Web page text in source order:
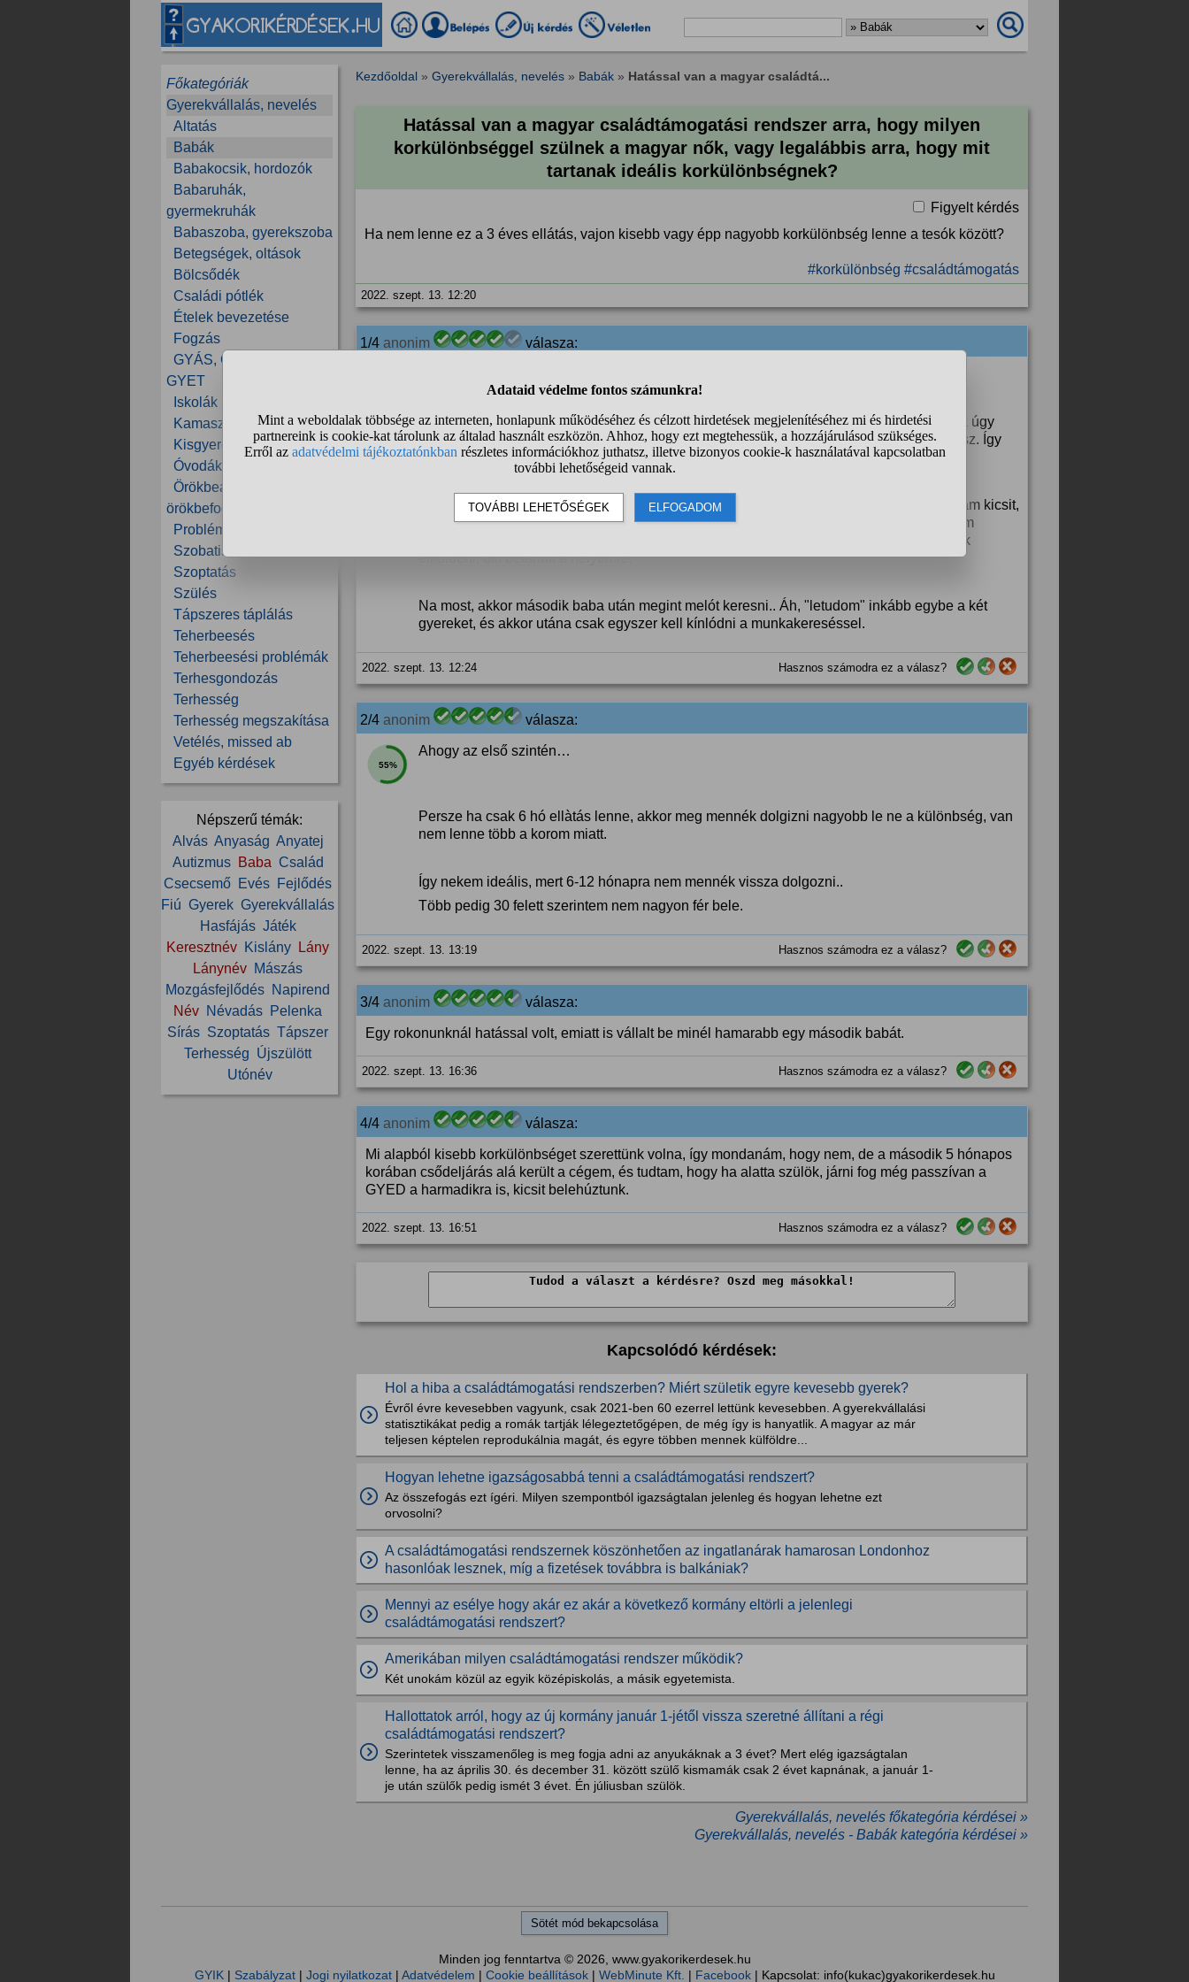
Főkategóriák
Gyerekvállalás, nevelés
Altatás
Babák
Babakocsik, hordozók
Babaruhák,
gyermekruhák
Babaszoba, gyerekszoba
Betegségek, oltások
Bölcsődék
Családi pótlék
Ételek bevezetése
Fogzás
GYÁS, GYES, GYED,
GYET
Iskolák
Kamaszok
Kisgyerekek
Óvodák
Örökbeadás,
örökbefogadás
Problémás gyerekek
Szobatisztaság
Szoptatás
Szülés
Tápszeres táplálás
Teherbeesés
Teherbeesési problémák
Terhesgondozás
Terhesség
Terhesség megszakítása
Vetélés, missed ab
Egyéb kérdések
Népszerű témák:
Alvás Anyaság Anyatej
Autizmus
Baba Család
Csecsemő Evés Fejlődés
Fiú Gyerek Gyerekvállalás
Hasfájás Játék
Keresztnév Kislány
Lány
Lánynév Mászás
Mozgásfejlődés Napirend
Név Névadás Pelenka
Sírás Szoptatás Tápszer
Terhesség Újszülött
Utónév
Kezdőoldal » Gyerekvállalás, nevelés » Babák » Hatással van a magyar családtá...
Hatással van a magyar családtámogatási rendszer arra, hogy milyen
korkülönbséggel szülnek a magyar nők, vagy legalábbis arra, hogy mit
tartanak ideális korkülönbségnek?
Figyelt kérdés
Ha nem lenne ez a 3 éves ellátás, vajon kisebb vagy épp nagyobb korkülönbség lenne a tesók között?
#korkülönbség #családtámogatás
2022. szept. 13. 12:20
1/4 anonim válasza:
Én pl. tudom, hogy nem fognak visszavenni az előző munkahelyemre, ezért igyekeztünk úgy
összehozni a második babát, hogy akkortájt szülessen meg, mikor a nagyobb 2 éves lesz. Így
kezdődik elölről a csend, gyed még két évig.
Most elmenni az első gyerek után munkát keresni, aztán várni, hogy bedolgozzam magam kicsit,
az megint sok idő, arról nem beszélve, hogy ha onnan is elmegyek szülni, lehet, oda sem
vesznek vissza, mert nem tetszik nekik, hogy nem vagyok ott évek óta, vagy nem akarják
elküldeni, aki betanult a helyemre.
Na most, akkor második baba után megint melót keresni.. Áh, "letudom" inkább egybe a két
gyereket, és akkor utána csak egyszer kell kínlódni a munkakereséssel.
2022. szept. 13. 12:24 Hasznos számodra ez a válasz?
2/4 anonim válasza:
55%
Ahogy az első szintén…
Persze ha csak 6 hó ellàtás lenne, akkor meg mennék dolgizni nagyobb le ne a különbség, van
nem lenne több a korom miatt.
Így nekem ideális, mert 6-12 hónapra nem mennék vissza dolgozni..
Több pedig 30 felett szerintem nem nagyon fér bele.
2022. szept. 13. 13:19 Hasznos számodra ez a válasz?
3/4 anonim válasza:
Egy rokonunknál hatással volt, emiatt is vállalt be minél hamarabb egy második babát.
2022. szept. 13. 16:36 Hasznos számodra ez a válasz?
4/4 anonim válasza:
Mi alapból kisebb korkülönbséget szerettünk volna, így mondanám, hogy nem, de a második 5 hónapos
korában csődeljárás alá került a cégem, és tudtam, hogy ha alatta szülök, járni fog még passzívan a
GYED a harmadikra is, kicsit belehúztunk.
2022. szept. 13. 16:51 Hasznos számodra ez a válasz?
Kapcsolódó kérdések:
Hol a hiba a családtámogatási rendszerben? Miért születik egyre kevesebb gyerek?
Évről évre kevesebben vagyunk, csak 2021-ben 60 ezerrel lettünk kevesebben. A gyerekvállalási
statisztikákat pedig a romák tartják lélegeztetőgépen, de még így is hanyatlik. A magyar az már
teljesen képtelen reprodukálnia magát, és egyre többen mennek külföldre...
Hogyan lehetne igazságosabbá tenni a családtámogatási rendszert?
Az összefogás ezt ígéri. Milyen szempontból igazságtalan jelenleg és hogyan lehetne ezt
orvosolni?
A családtámogatási rendszernek köszönhetően az ingatlanárak hamarosan Londonhoz
hasonlóak lesznek, míg a fizetések továbbra is balkániak?
Mennyi az esélye hogy akár ez akár a következő kormány eltörli a jelenlegi
családtámogatási rendszert?
Amerikában milyen családtámogatási rendszer működik?
Két unokám közül az egyik középiskolás, a másik egyetemista.
Hallottatok arról, hogy az új kormány január 1-jétől vissza szeretné állítani a régi
családtámogatási rendszert?
Szerintetek visszamenőleg is meg fogja adni az anyukáknak a 3 évet? Mert elég igazságtalan
lenne, ha az április 30. és december 31. között szülő kismamák csak 2 évet kapnának, a január 1-
je után szülők pedig ismét 3 évet. Én júliusban szülök.
Gyerekvállalás, nevelés főkategória kérdései »
Gyerekvállalás, nevelés - Babák kategória kérdései »
Sötét mód bekapcsolása
Minden jog fenntartva © 2026, www.gyakorikerdesek.hu
GYIK| Szabályzat| Jogi nyilatkozat| Adatvédelem | Cookie beállítások| WebMinute Kft. | Facebook| Kapcsolat: info(kukac)gyakorikerdesek.hu